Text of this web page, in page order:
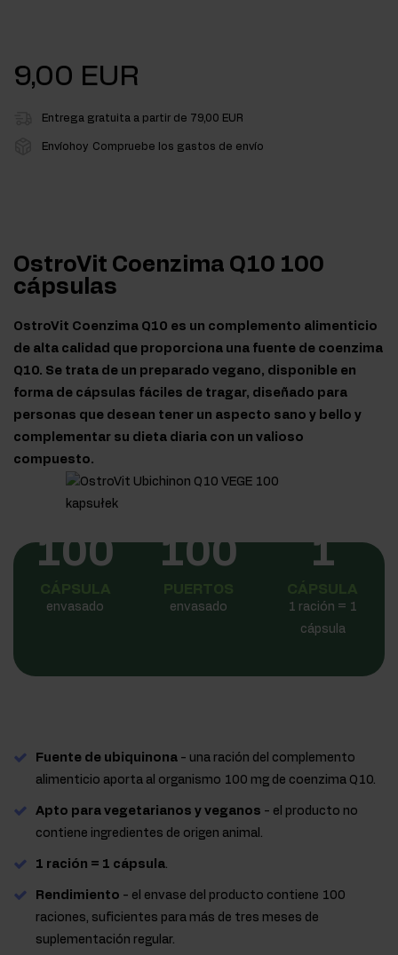
9,00 EUR
Entrega gratuita a partir de 79,00 EUR
Envíohoy Compruebe los gastos de envío
OstroVit Coenzima Q10 100
cápsulas
OstroVit Coenzima Q10 es un complemento alimenticio
de alta calidad que proporciona una fuente de coenzima
Q10. Se trata de un preparado vegano, disponible en
forma de cápsulas fáciles de tragar, diseñado para
personas que desean tener un aspecto sano y bello y
complementar su dieta diaria con un valioso
compuesto.
100
CÁPSULA
envasado
100
PUERTOS
envasado
1
CÁPSULA
1 ración = 1
cápsula
Fuente de ubiquinona - una ración del complemento
alimenticio aporta al organismo 100 mg de coenzima Q10.
Apto para vegetarianos y veganos - el producto no
contiene ingredientes de origen animal.
1 ración = 1 cápsula.
Rendimiento - el envase del producto contiene 100
raciones, suficientes para más de tres meses de
suplementación regular.